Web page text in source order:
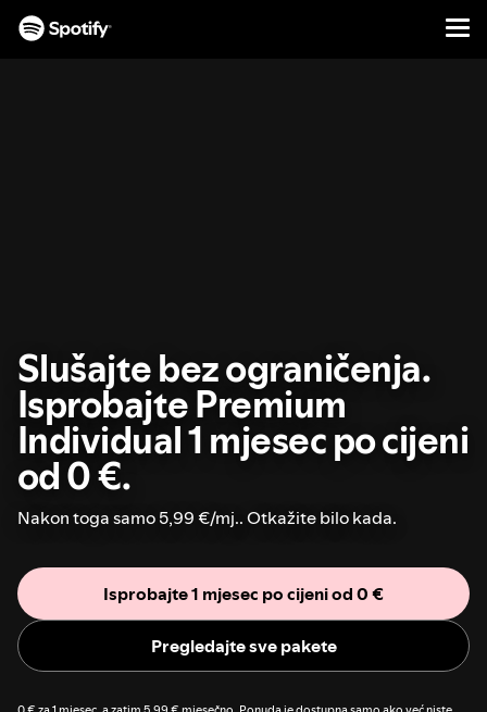
Slušajte bez ograničenja.
Isprobajte Premium
Individual 1 mjesec po cijeni
od 0 €.
Nakon toga samo 5,99 €/mj.. Otkažite bilo kada.
Isprobajte 1 mjesec po cijeni od 0 €
Pregledajte sve pakete